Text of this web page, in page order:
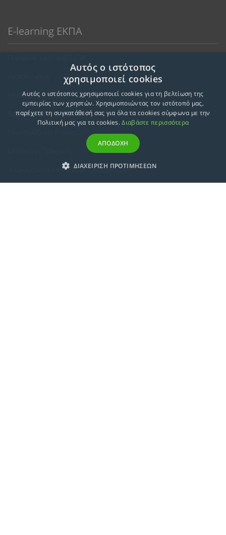
E-learning ΕΚΠΑ
Μεθοδολογία Εκπαίδευσης
Κατευθύνσεις Προγραμμάτων
Προϋποθέσεις Συμμετοχής
Αναγνώριση Μαθημάτων – Απαλλαγές
Αυτός ο ιστότοπος
χρησιμοποιεί cookies
Αυτός ο ιστότοπος χρησιμοποιεί cookies για τη βελτίωση της
εμπειρίας των χρηστών. Χρησιμοποιώντας τον ιστότοπό μας,
παρέχετε τη συγκατάθεσή σας για όλα τα cookies σύμφωνα με την
Πολιτική μας για τα cookies.Διαβάστε περισσότερα
ΑΠΟΔΟΧΗ
ΔΙΑΧΕΙΡΙΣΗ ΠΡΟΤΙΜΗΣΕΩΝ